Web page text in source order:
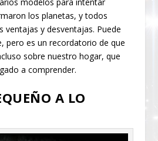
los planetas, y todos
ventajas y desventajas. Puede
pero es un recordatorio de que
sobre nuestro hogar, que
a comprender.
A LO